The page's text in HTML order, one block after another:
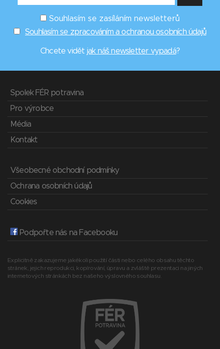
Souhlasím se zasíláním newsletterů
Souhlasím se zpracováním a ochranou osobních údajů
Chcete vidět jak náš newsletter vypadá?
Spolek FÉR potravina
Pro výrobce
Média
Kontakt
Všeobecné obchodní podmínky
Ochrana osobních údajů
Cookies
Podpořte nás na Facebooku
Explicitně zakazujeme jakékoli použití části nebo celého obsahu těchto
stránek, jejich reprodukci, kopírování, úpravu a zvláště prezentaci na jiných
internetových stránkách bez našeho výslovného souhlasu.